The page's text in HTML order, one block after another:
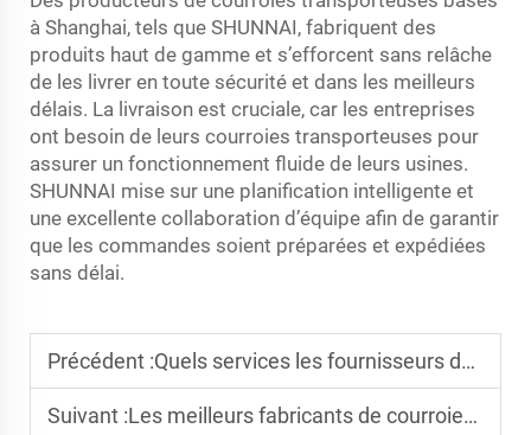
à Shanghai, tels que SHUNNAI, fabriquent des
produits haut de gamme et s’efforcent sans relâche
de les livrer en toute sécurité et dans les meilleurs
délais. La livraison est cruciale, car les entreprises
ont besoin de leurs courroies transporteuses pour
assurer un fonctionnement fluide de leurs usines.
SHUNNAI mise sur une planification intelligente et
une excellente collaboration d’équipe afin de garantir
que les commandes soient préparées et expédiées
sans délai.
Précédent :Quels services les fournisseurs de convoyeurs électroniques et mécaniques proposent-ils
Suivant :Les meilleurs fabricants de courroies transporteuses en PVC pour le B2B